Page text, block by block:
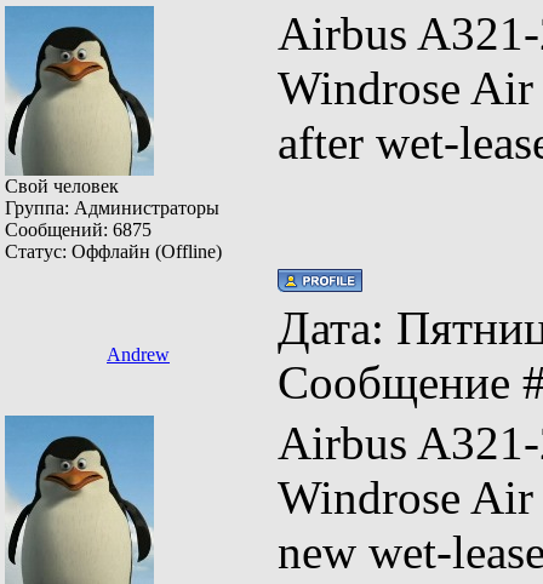
Свой человек
Группа: Администраторы
Сообщений: 6875
Статус: Оффлайн (Offline)
Airbus
Windrose
after wet-
Andrew
Дата:
Сообщение
Airbus
Windrose
new wet-